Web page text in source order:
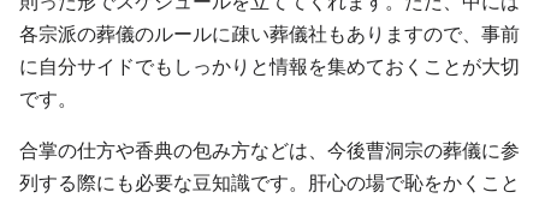
各宗派の葬儀のルールに疎い葬儀社もありますので、事前
に自分サイドでもしっかりと情報を集めておくことが大切
です。
合掌の仕方や香典の包み方などは、今後曹洞宗の葬儀に参
列する際にも必要な豆知識です。肝心の場で恥をかくこと